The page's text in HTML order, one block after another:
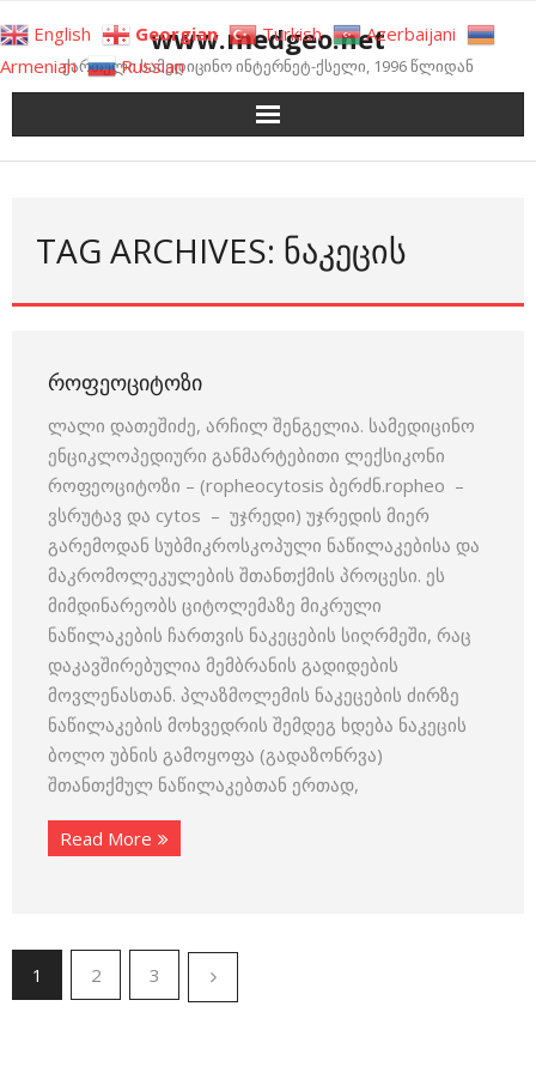
to
content
www.medgeo.net
ქართული სამედიცინო ინტერნეტ-ქსელი, 1996 წლიდან
TAG ARCHIVES: ᲜᲐᲙᲔᲪᲘᲡ
ᲠᲝᲤᲔᲝᲪᲘᲢᲝᲖᲘ
ლალი დათეშიძე, არჩილ შენგელია. სამედიცინო
ენციკლოპედიური განმარტებითი ლექსიკონი
როფეოციტოზი – (ropheocytosis ბერძნ.ropheo –
ვსრუტავ და cytos – უჯრედი) უჯრედის მიერ
გარემოდან სუბმიკროსკოპული ნაწილაკებისა და
მაკრომოლეკულების შთანთქმის პროცესი. ეს
მიმდინარეობს ციტოლემაზე მიკრული
ნაწილაკების ჩართვის ნაკეცების სიღრმეში, რაც
დაკავშირებულია მემბრანის გადიდების
მოვლენასთან. პლაზმოლემის ნაკეცების ძირზე
ნაწილაკების მოხვედრის შემდეგ ხდება ნაკეცის
ბოლო უბნის გამოყოფა (გადაზონრვა)
შთანთქმულ ნაწილაკებთან ერთად,
Read More
1 2 3
English Georgian Turkish
Azerbaijani
Armenian
Russian